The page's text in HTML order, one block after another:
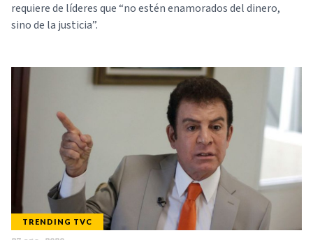
requiere de líderes que “no estén enamorados del dinero,
sino de la justicia”.
TRENDING TVC